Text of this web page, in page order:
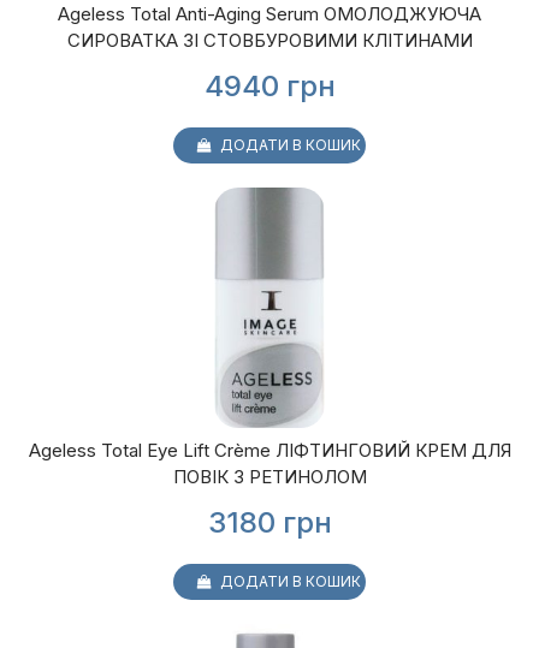
ДОДАТИ В КОШИК
Ageless Total Anti-Aging Serum ОМОЛОДЖУЮЧА
СИРОВАТКА ЗІ СТОВБУРОВИМИ КЛІТИНАМИ
4940 грн
ДОДАТИ В КОШИК
Ageless Total Eye Lift Crème ЛІФТИНГОВИЙ КРЕМ ДЛЯ
ПОВІК З РЕТИНОЛОМ
3180 грн